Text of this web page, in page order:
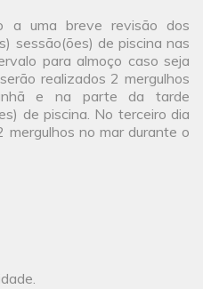
a uma breve revisão dos
sessão(ões) de piscina nas
para almoço caso seja
realizados 2 mergulhos
e na parte da tarde
de piscina. No terceiro dia
mergulhos no mar durante o